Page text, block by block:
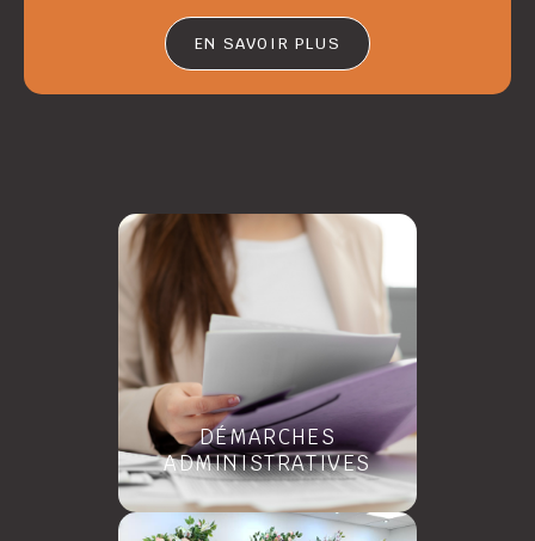
EN SAVOIR PLUS
DÉMARCHES
ADMINISTRATIVES